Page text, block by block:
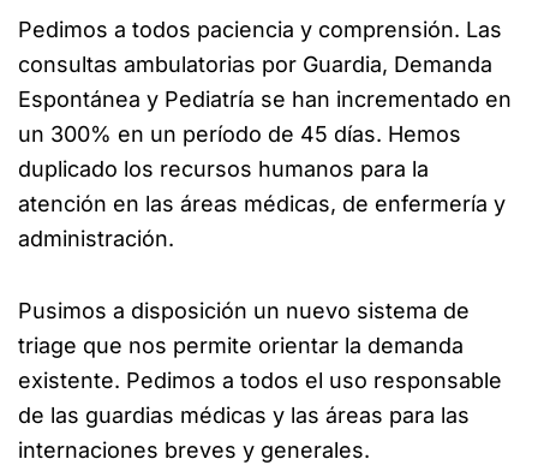
Pedimos a todos paciencia y comprensión. Las
consultas ambulatorias por Guardia, Demanda
Espontánea y Pediatría se han incrementado en
un 300% en un período de 45 días. Hemos
duplicado los recursos humanos para la
atención en las áreas médicas, de enfermería y
administración.
Pusimos a disposición un nuevo sistema de
triage que nos permite orientar la demanda
existente. Pedimos a todos el uso responsable
de las guardias médicas y las áreas para las
internaciones breves y generales.